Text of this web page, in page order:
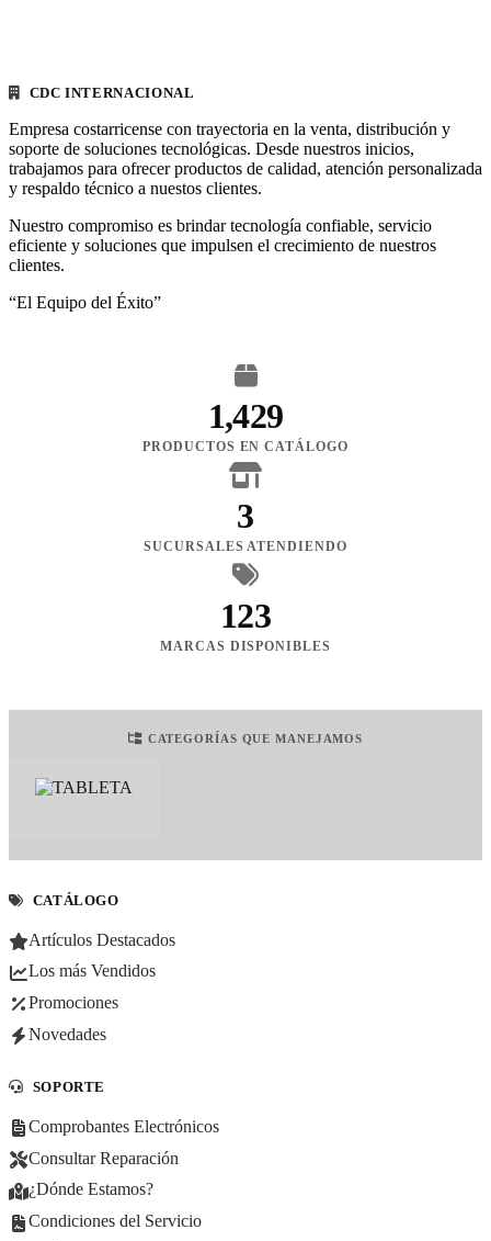
CDC INTERNACIONAL
Empresa costarricense con trayectoria en la venta, distribución y
soporte de soluciones tecnológicas. Desde nuestros inicios,
trabajamos para ofrecer productos de calidad, atención personalizada
y respaldo técnico a nuestos clientes.
Nuestro compromiso es brindar tecnología confiable, servicio
eficiente y soluciones que impulsen el crecimiento de nuestros
clientes.
“El Equipo del Éxito”
1,429
PRODUCTOS EN CATÁLOGO
3
SUCURSALES ATENDIENDO
123
MARCAS DISPONIBLES
CATEGORÍAS QUE MANEJAMOS
CATÁLOGO
Artículos Destacados
Los más Vendidos
Promociones
Novedades
SOPORTE
Comprobantes Electrónicos
Consultar Reparación
¿Dónde Estamos?
Condiciones del Servicio